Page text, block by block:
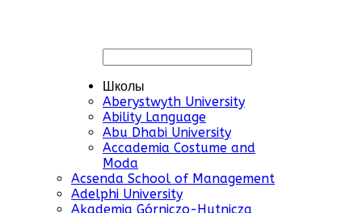
Школы
Aberystwyth University
Ability Language
Abu Dhabi University
Accademia Costume and
Moda
Acsenda School of Management
Adelphi University
Akademia Górniczo-Hutnicza